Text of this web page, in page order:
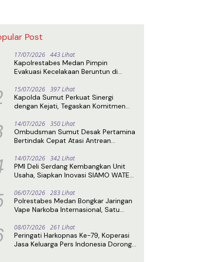
Post
17/07/2026 443 Lihat
Kapolrestabes Medan Pimpin
Evakuasi Kecelakaan Beruntun di
Kembali Normal
15/07/2026 397 Lihat
Kapolda Sumut Perkuat Sinergi
dengan Kejati, Tegaskan Komitmen
14/07/2026 350 Lihat
Ombudsman Sumut Desak Pertamina
Bertindak Cepat Atasi Antrean
14/07/2026 342 Lihat
PMI Deli Serdang Kembangkan Unit
Usaha, Siapkan Inovasi SIAMO WATER
06/07/2026 283 Lihat
Polrestabes Medan Bongkar Jaringan
Vape Narkoba Internasional, Satu
08/07/2026 261 Lihat
Peringati Harkopnas Ke-79, Koperasi
Jasa Keluarga Pers Indonesia Dorong